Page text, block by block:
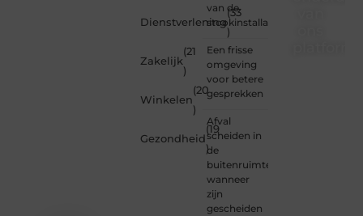
Dienstverlening
(33
)
Zakelijk
(21
)
Winkelen
(20
)
Gezondheid
(19
)
van de
stookinstallatie
Een frisse
omgeving
voor betere
gesprekken
Afval
scheiden in
de
buitenruimte:
wanneer
zijn
gescheiden